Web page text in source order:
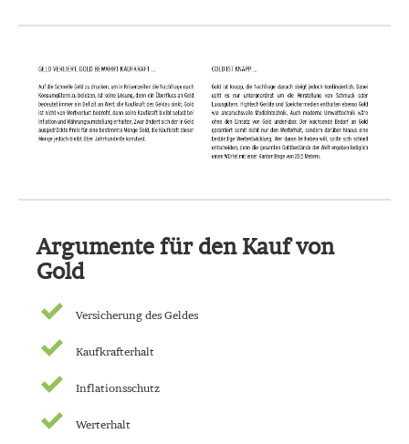
Argumente für den Kauf von
Gold
Versicherung des Geldes
Kaufkrafterhalt
Inflationsschutz
Werterhalt